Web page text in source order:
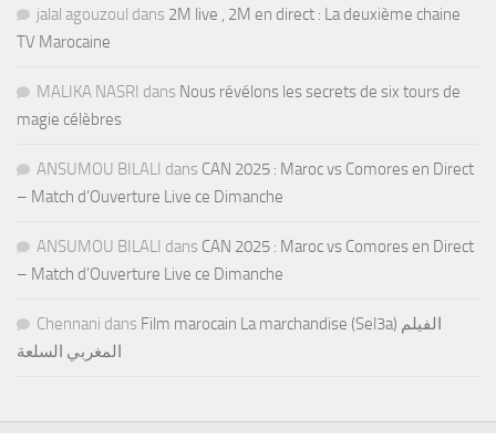
jalal agouzoul dans 2M live , 2M en direct : La deuxième chaine
TV Marocaine
MALIKA NASRI dans Nous révélons les secrets de six tours de
magie célèbres
ANSUMOU BILALI dans CAN 2025 : Maroc vs Comores en Direct
– Match d’Ouverture Live ce Dimanche
ANSUMOU BILALI dans CAN 2025 : Maroc vs Comores en Direct
– Match d’Ouverture Live ce Dimanche
Chennani dans Film marocain La marchandise (Sel3a) الفيلم
المغربي السلعة